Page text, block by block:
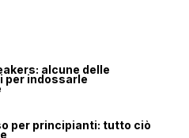
alcune delle
per indossarle
per principianti: tutto ciò